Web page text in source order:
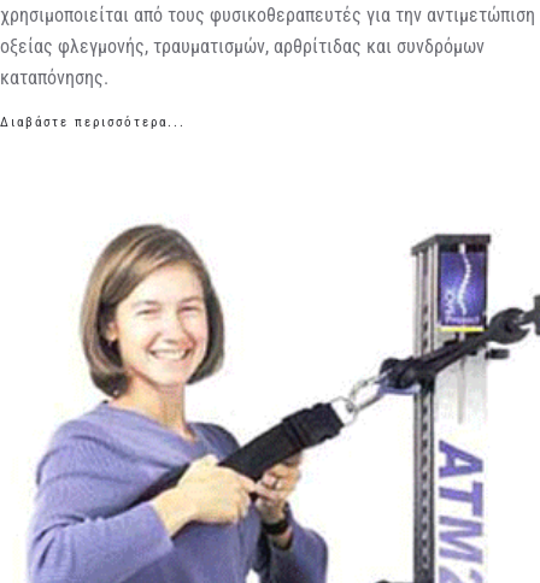
χρησιμοποιείται από τους φυσικοθεραπευτές για την αντιμετώπιση
οξείας φλεγμονής, τραυματισμών, αρθρίτιδας και συνδρόμων
καταπόνησης.
Διαβάστε περισσότερα...